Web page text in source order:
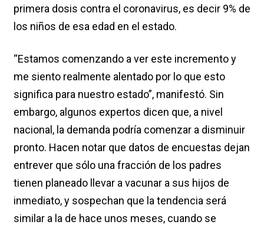
primera dosis contra el coronavirus, es decir 9% de
los niños de esa edad en el estado.
“Estamos comenzando a ver este incremento y
me siento realmente alentado por lo que esto
significa para nuestro estado”, manifestó. Sin
embargo, algunos expertos dicen que, a nivel
nacional, la demanda podría comenzar a disminuir
pronto. Hacen notar que datos de encuestas dejan
entrever que sólo una fracción de los padres
tienen planeado llevar a vacunar a sus hijos de
inmediato, y sospechan que la tendencia será
similar a la de hace unos meses, cuando se